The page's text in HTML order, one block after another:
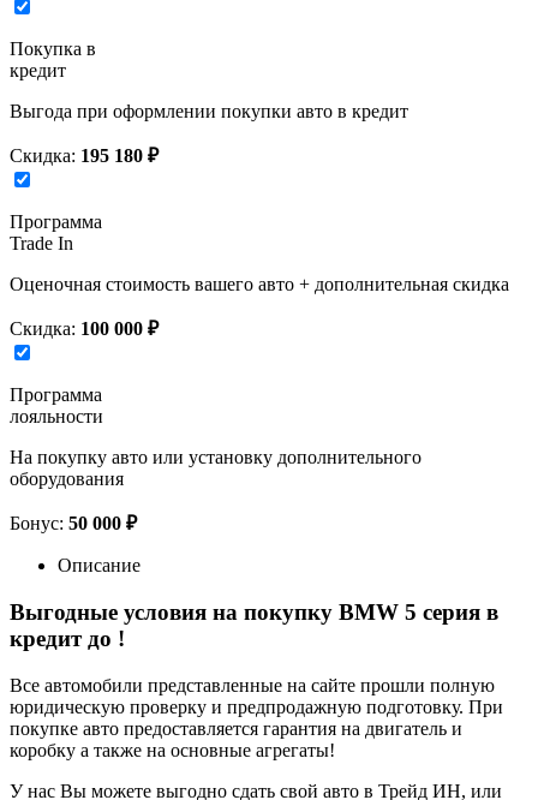
Покупка в
кредит
Выгода при оформлении покупки авто в кредит
Скидка: 195 180 ₽
Программа
Trade In
Оценочная стоимость вашего авто + дополнительная скидка
Скидка: 100 000 ₽
Программа
лояльности
На покупку авто или установку дополнительного
оборудования
Бонус: 50 000 ₽
Описание
Выгодные условия на покупку BMW 5 серия в
кредит до !
Все автомобили представленные на сайте прошли полную
юридическую проверку и предпродажную подготовку. При
покупке авто предоставляется гарантия на двигатель и
коробку а также на основные агрегаты!
У нас Вы можете выгодно сдать свой авто в Трейд ИН, или